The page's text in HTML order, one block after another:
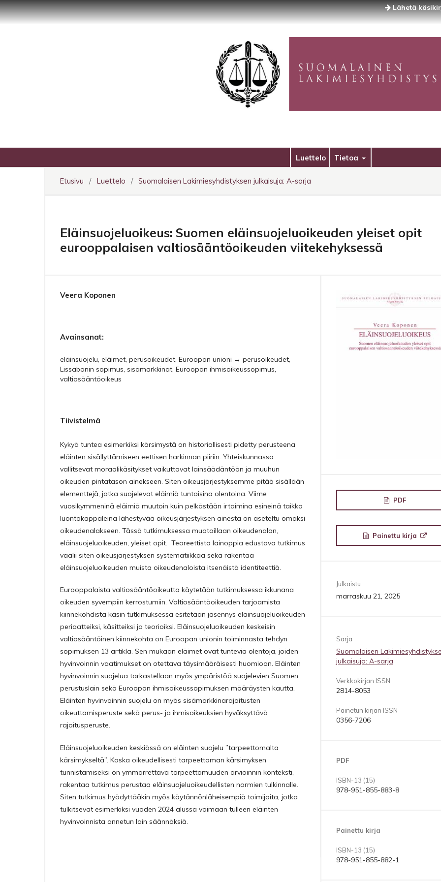
Luettelo Tietoa
Lähetä
Etusivu / Luettelo / Suomalaisen Lakimiesyhdistyksen julkaisuja: A-sarja
Eläinsuojeluoikeus: Suomen eläinsuojeluoikeuden yleiset opit
eurooppalaisen valtiosääntöoikeuden viitekehyksessä
Veera Koponen
Avainsanat:
eläinsuojelu, eläimet, perusoikeudet, Euroopan unioni → perusoikeudet,
Lissabonin sopimus, sisämarkkinat, Euroopan ihmisoikeussopimus,
valtiosääntöoikeus
Tiivistelmä
Kykyä tuntea esimerkiksi kärsimystä on historiallisesti pidetty perusteena
eläinten sisällyttämiseen eettisen harkinnan piiriin. Yhteiskunnassa
vallitsevat moraalikäsitykset vaikuttavat lainsäädäntöön ja muuhun
oikeuden pintatason ainekseen. Siten oikeusjärjestyksemme pitää sisällään
elementtejä, jotka suojelevat eläimiä tuntoisina olentoina. Viime
vuosikymmeninä eläimiä muutoin kuin pelkästään irtaimina esineinä taikka
luontokappaleina lähestyvää oikeusjärjestyksen ainesta on aseteltu omaksi
oikeudenalakseen. Tässä tutkimuksessa muotoillaan oikeudenalan,
eläinsuojeluoikeuden, yleiset opit. Teoreettista lainoppia edustava tutkimus
vaalii siten oikeusjärjestyksen systematiikkaa sekä rakentaa
eläinsuojeluoikeuden muista oikeudenaloista itsenäistä identiteettiä.
Eurooppalaista valtiosääntöoikeutta käytetään tutkimuksessa ikkunana
oikeuden syvempiin kerrostumiin. Valtiosääntöoikeuden tarjoamista
kiinnekohdista käsin tutkimuksessa esitetään jäsennys eläinsuojeluoikeuden
periaatteiksi, käsitteiksi ja teorioiksi. Eläinsuojeluoikeuden keskeisin
valtiosääntöinen kiinnekohta on Euroopan unionin toiminnasta tehdyn
sopimuksen 13 artikla. Sen mukaan eläimet ovat tuntevia olentoja, joiden
hyvinvoinnin vaatimukset on otettava täysimääräisesti huomioon. Eläinten
hyvinvoinnin suojelua tarkastellaan myös ympäristöä suojelevien Suomen
perustuslain sekä Euroopan ihmisoikeussopimuksen määräysten kautta.
Eläinten hyvinvoinnin suojelu on myös sisämarkkinarajoitusten
oikeuttamisperuste sekä perus- ja ihmisoikeuksien hyväksyttävä
rajoitusperuste.
Eläinsuojeluoikeuden keskiössä on eläinten suojelu ”tarpeettomalta
kärsimykseltä”. Koska oikeudellisesti tarpeettoman kärsimyksen
tunnistamiseksi on ymmärrettävä tarpeettomuuden arvioinnin konteksti,
rakentaa tutkimus perustaa eläinsuojeluoikeudellisten normien tulkinnalle.
Siten tutkimus hyödyttääkin myös käytännönläheisempiä toimijoita, jotka
tulkitsevat esimerkiksi vuoden 2024 alussa voimaan tulleen eläinten
hyvinvoinnista annetun lain säännöksiä.
PDF
Painettu kirja
Julkaistu
marraskuu 21, 2025
Sarja
Suomalaisen
julkaisuja: A-sarja
Verkkokirjan ISSN
2814-8053
Painetun kirjan ISSN
0356-7206
PDF
ISBN-13 (15)
978-951-855-883-8
Painettu kirja
ISBN-13 (15)
978-951-855-882-1